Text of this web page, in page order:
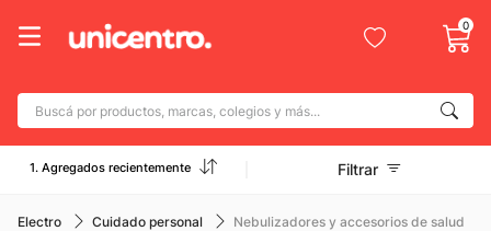
0
Buscá por productos, marcas, colegios y más...
Términos más buscados
1
2. champion
1. Agregados recientemente Filtrar
Electro Cuidado personal Nebulizadores y accesorios de salud